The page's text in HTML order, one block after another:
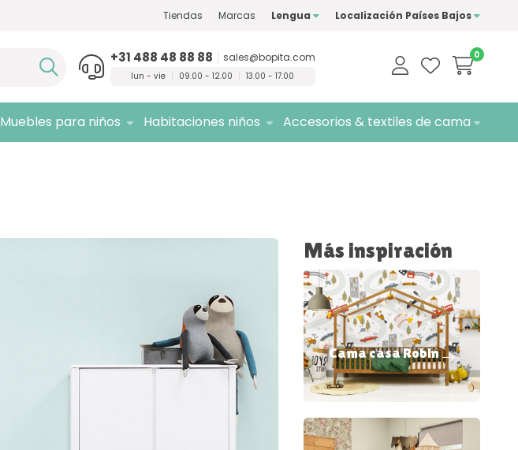
Sólo marcas de calidad Entregagratuita
Tiendas Marcas Lengua Localización Países Bajos
0
+31 488 48 88 88 sales@bopita.com
lun - vie 09.00 - 12.00 13.00 - 17.00
Muebles para niños Habitaciones niños Accesorios & textiles de cama
Más inspiración
Cama casa Robin